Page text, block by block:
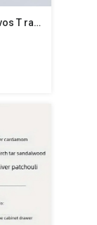
Karališka Kosmetinė mėlynos spalvos T raidė sidabrinė